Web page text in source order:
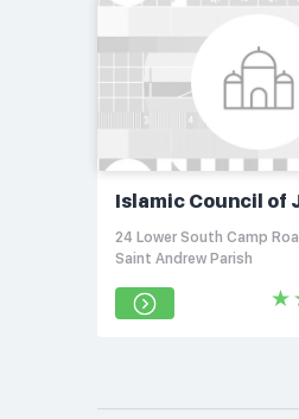
Islamic Council of
24 Lower South Camp
Saint Andrew Parish